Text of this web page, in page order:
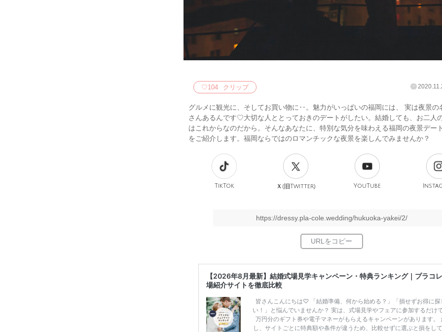
♡104 クリップ
グルメに観光に、そしてお買い物に‥。魅力がいっぱいの福岡には、 実は夜景の
さんあるんです♡大切な人ととっておきのデートがしたい。結婚しても、お二人
はこれからなのだから。そんなあなたに、特別な気分を味わえる福岡の夜景デー
をご紹介します。福岡ならではのロマンチックな夜景を楽しんでみませんか？
TikTok Ｘ(旧Twitter) YouTube
https://dressy.pla-cole.wedding/hukuoka-yakei/2/
【2026年8月最新】結婚式場見学キャンペーン・特典ランキング｜プラコ
場紹介サイトを徹底比較
皆さんこんにちは♡ 「結婚準備、何から始める？」「損せずお得に探
い！」と悩んでいませんか？ 実は、式場見学やフェアに参加するだけ
万円分のギフト券や電子マネーがもらえるキャンペーンがあります。
し、サイトごとに特典額や条件が違うため、比較せずに選ぶと損をし